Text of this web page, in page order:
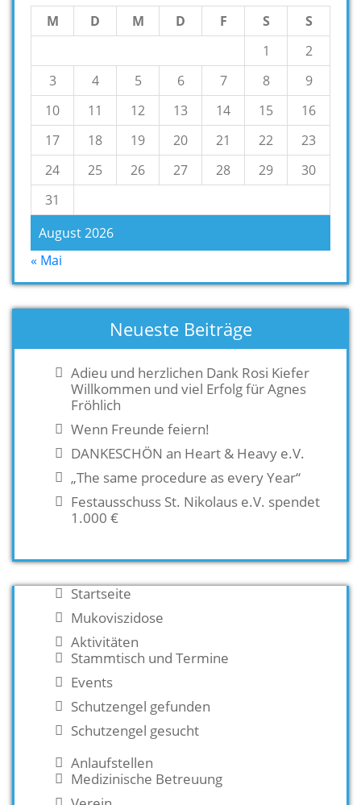
August 2026
M D M D F S
S
1
2
3
4 5 6 7 8
9
10
11 12 13 14 15
16
17
18 19 20 21 22
23
24
25 26 27 28 29
30
31
« Mai
Neueste Beiträge
Adieu und herzlichen Dank Rosi Kiefer
Willkommen und viel Erfolg für Agnes
Fröhlich
Wenn Freunde feiern!
DANKESCHÖN an Heart & Heavy e.V.
„The same procedure as every Year“
Festausschuss St. Nikolaus e.V. spendet
1.000 €
Startseite
Mukoviszidose
Aktivitäten
Stammtisch und Termine
Events
Schutzengel gefunden
Schutzengel gesucht
Anlaufstellen
Medizinische Betreuung